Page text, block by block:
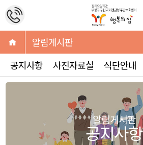
알림게시판
공지사항
사진자료실 식단안내
알림게시판
공지사항